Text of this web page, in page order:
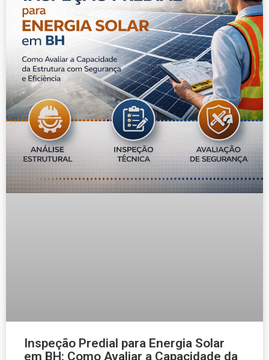
Inspeção Predial para Energia Solar
em BH: Como Avaliar a Capacidade da